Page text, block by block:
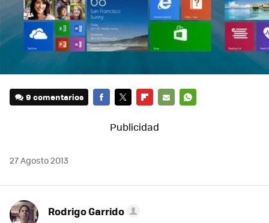
9 comentarios
MAIL
27 Agosto 2013
Rodrigo Garrido